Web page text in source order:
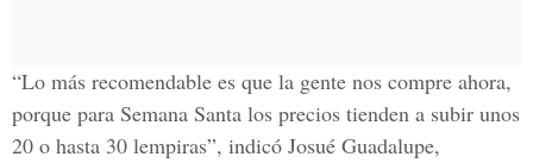
“Lo más recomendable es que la gente nos compre ahora,
porque para Semana Santa los precios tienden a subir unos
20 o hasta 30 lempiras”, indicó Josué Guadalupe,